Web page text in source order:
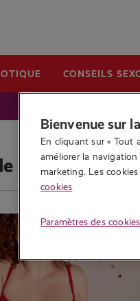
CONSEILS
soi
Bienvenue sur
En cliquant sur « Tout
améliorer la
marketing. Les
cookies
Paramètres des cookies